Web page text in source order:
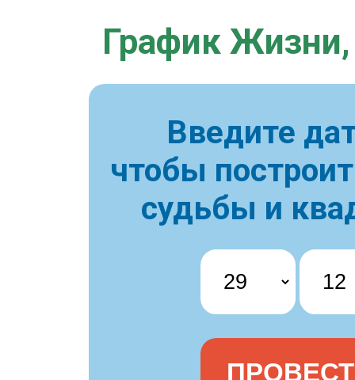
График Жизни,
Введите
чтобы
судьбы и